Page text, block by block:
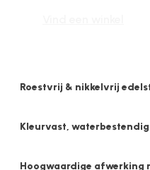
Roestvrij & nikkelvrij
Kleurvast,
Hoogwaardige afwerking